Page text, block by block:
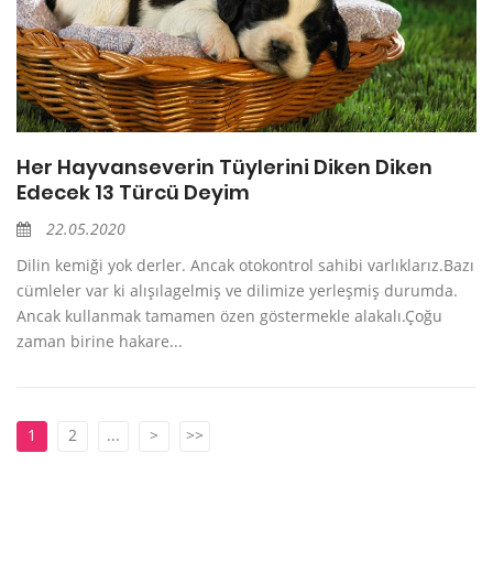
Her Hayvanseverin Tüylerini Diken Diken
Edecek 13 Türcü Deyim
22.05.2020
Dilin kemiği yok derler. Ancak otokontrol sahibi varlıklarız.Bazı
cümleler var ki alışılagelmiş ve dilimize yerleşmiş durumda.
Ancak kullanmak tamamen özen göstermekle alakalı.Çoğu
zaman birine hakare...
1 2 ... > >>